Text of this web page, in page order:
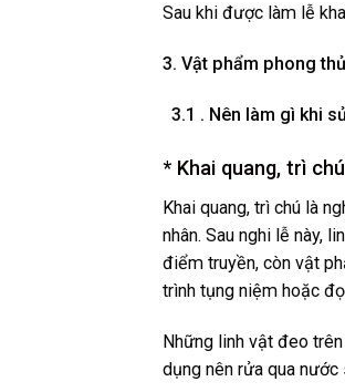
Sau khi được làm lễ
3. Vật phẩm phong
3.1 . Nên làm gì khi
* Khai quang, trì
Khai quang, trì chú là
nhân. Sau nghi lễ này,
điểm truyền, còn vật
trình tụng niệm hoặc
Những linh vật đeo
dụng nên rửa qua nước